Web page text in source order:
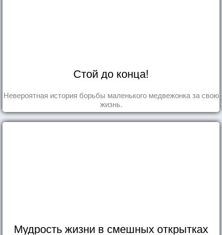
Стой до конца!
Невероятная история борьбы маленького медвежонка за свою
жизнь.
Мудрость жизни в смешных открытках